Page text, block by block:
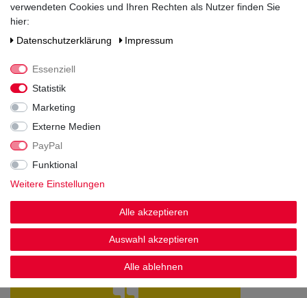
Hersteller / Importeur
Giffard, Chemin du Bocage, ZA La Violette, 49240 Avrille,
Frankreich
Kundenstimmen
verwendeten Cookies und Ihren Rechten als Nutzer finden Sie
hier:
Daten­schutz­erklärung
Impressum
Essenziell
Statistik
Marketing
Externe Medien
PayPal
Funktional
Weitere Einstellungen
Alle akzeptieren
Auswahl akzeptieren
Alle ablehnen